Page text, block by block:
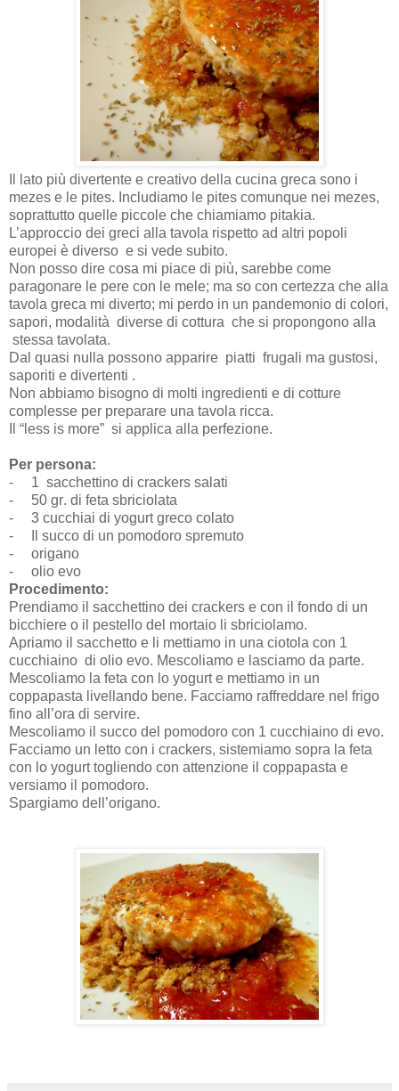
Il lato più divertente e creativo della cucina greca sono i
mezes e le pites. Includiamo le pites comunque nei mezes,
soprattutto quelle piccole che chiamiamo pitakia.
L’approccio dei greci alla tavola rispetto ad altri popoli
europei è diverso e si vede subito.
Non posso dire cosa mi piace di più, sarebbe come
paragonare le pere con le mele; ma so con certezza che alla
tavola greca mi diverto; mi perdo in un pandemonio di colori,
sapori, modalità diverse di cottura che si propongono alla
stessa tavolata.
Dal quasi nulla possono apparire piatti frugali ma gustosi,
saporiti e divertenti .
Non abbiamo bisogno di molti ingredienti e di cotture
complesse per preparare una tavola ricca.
Il “less is more” si applica alla perfezione.
Per persona:
-
1 sacchettino di crackers salati
-
50 gr. di feta sbriciolata
-
3 cucchiai di yogurt greco colato
-
succo di un pomodoro spremuto
-
οrigano
-
ο lio evo
Procedimento:
Prendiamo il sacchettino dei crackers e con il fondo di un
bicchiere o il pestello del mortaio li sbriciolamo.
Apriamo il sacchetto e li mettiamo in una ciotola con 1
cucchiaino di olio evo. Mescoliamo e lasciamo da parte.
Mescoliamo la feta con lo yogurt e mettiamo in un
coppapasta livellando bene. Facciamo raffreddare nel frigo
fino all’ora di servire.
Mescoliamo il succo del pomodoro con 1 cucchiaino di evo.
Facciamo un letto con i crackers, sistemiamo sopra la feta
con lo yogurt togliendo con attenzione il coppapasta e
versiamo il pomodoro.
Spargiamo dell’origano.